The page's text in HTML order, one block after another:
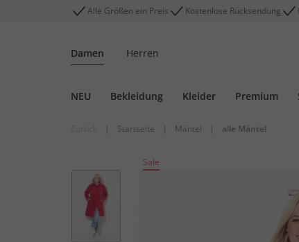
Alle Größen ein Preis Kostenlose Rücksendung
Damen Herren
NEU Bekleidung Kleider Premium
| Startseite | Mäntel | alle Mäntel
Sale